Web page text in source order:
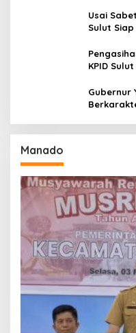
Usai
Sulut
KPID
Gubernur
Manado